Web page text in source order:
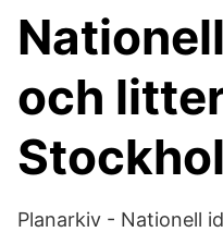
och
Planarkiv - Nationell